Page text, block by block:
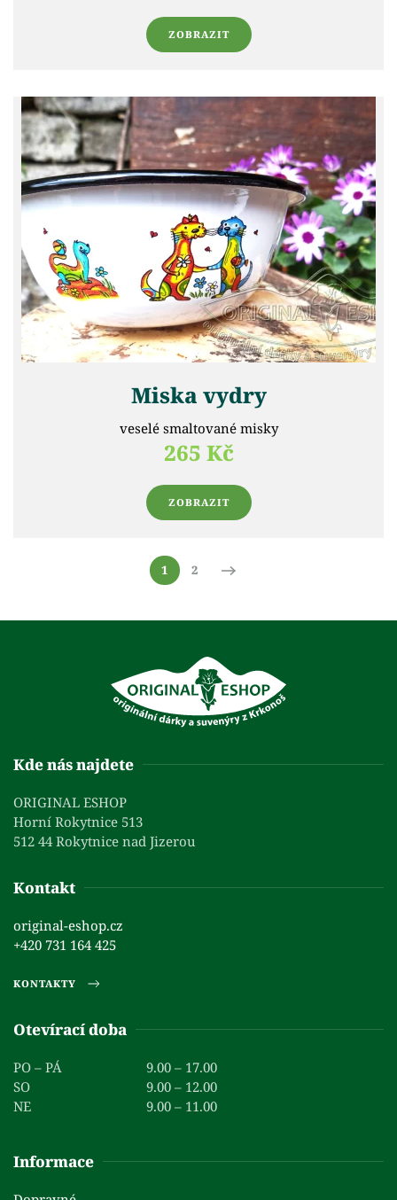
ZOBRAZIT
Miska vydry
veselé smaltované misky
265 Kč
ZOBRAZIT
1 2
Kde nás najdete
ORIGINAL ESHOP
Horní Rokytnice 513
512 44 Rokytnice nad Jizerou
Kontakt
original-eshop.cz
+420 731 164 425
KONTAKTY
Otevírací doba
PO – PÁ
9.00 – 17.00
SO
9.00 – 12.00
NE
9.00 – 11.00
Informace